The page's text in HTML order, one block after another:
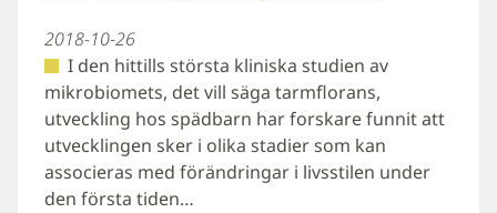
2018-10-26
I den hittills största kliniska studien av
mikrobiomets, det vill säga tarmflorans,
utveckling hos spädbarn har forskare funnit att
utvecklingen sker i olika stadier som kan
associeras med förändringar i livsstilen under
den första tiden…